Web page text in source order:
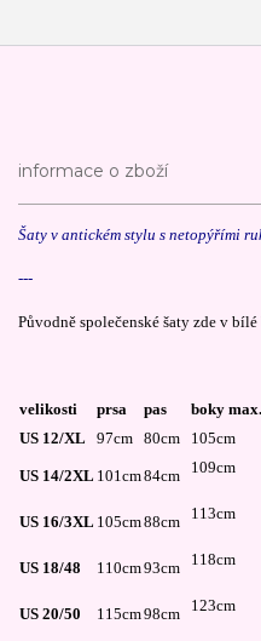
informace o zboží
Šaty v antickém stylu s netopýřími
---
Původně společenské šaty zde v
velikosti prsa pas
boky max.
US 12/XL
97cm 80cm 105cm
US 14/2XL 101cm84cm 109cm
US 16/3XL 105cm88cm 113cm
US 18/48 110cm93cm 118cm
US 20/50 115cm98cm 123cm